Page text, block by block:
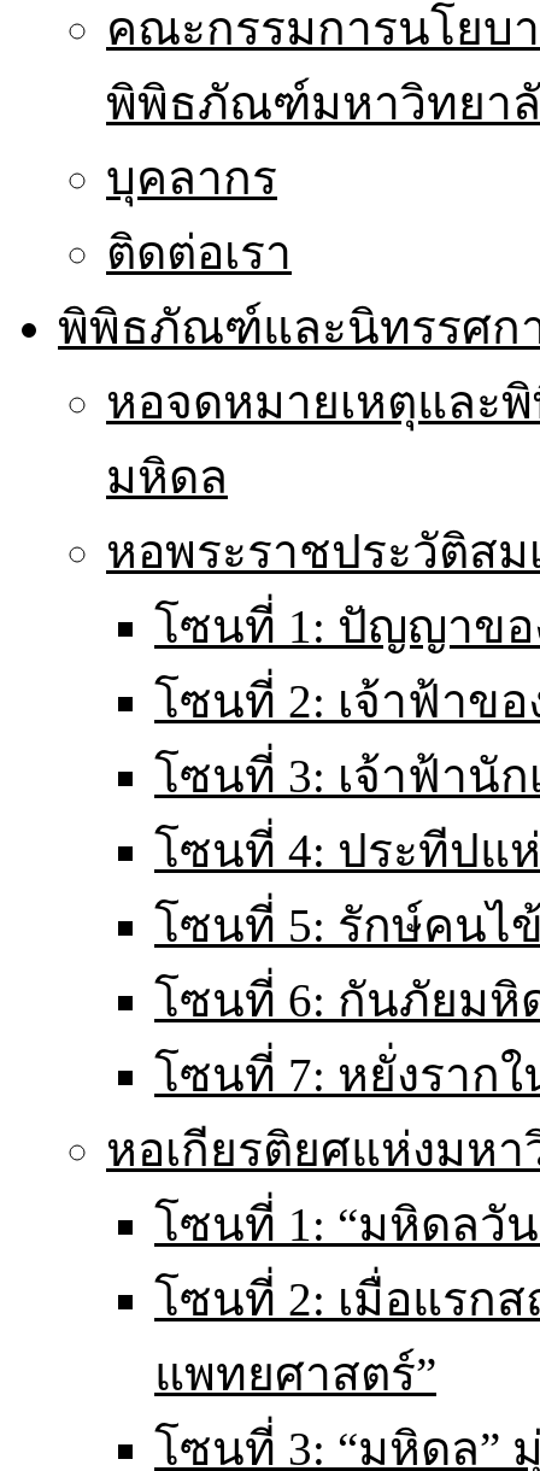
คณะกรรมการนโยบ
พิพิธภัณฑ์มหาวิทยา
บุคลากร
ติดต่อเรา
พิพิธภัณฑ์และนิทรรศก
หอจดหมายเหตุและ
มหิดล
หอพระราชประวัติส
โซนที่ 1: ปัญญาข
โซนที่ 2: เจ้าฟ้าข
โซนที่ 3: เจ้าฟ้านัก
โซนที่ 4: ประทีปแ
โซนที่ 5: รักษ์คนไ
โซนที่ 6: กันภัยมหิ
โซนที่ 7: หยั่งราก
หอเกียรติยศแห่งมห
โซนที่ 1: “มหิดลวั
โซนที่ 2: เมื่อแรก
แพทยศาสตร์”
โซนที่ 3: “มหิดล”